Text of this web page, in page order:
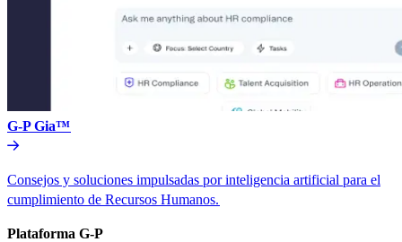
G-P Gia™​​
Consejos y soluciones impulsadas por inteligencia artificial para el
cumplimiento de Recursos Humanos.​​
Plataforma G-P​​